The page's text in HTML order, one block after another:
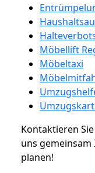
Möbellift
Möbeltaxi
Kontaktieren
uns
planen!